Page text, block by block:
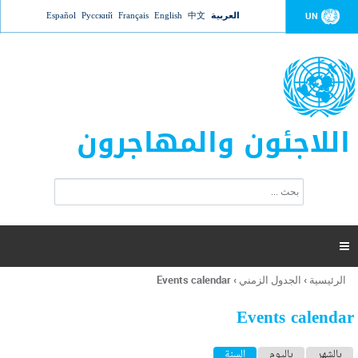
Jump to navigation UN العربية 中文
English
Français
Русский
Español
اللاجئون والمهاجرون
ت
ر
ل
ح
ب

أنت
هنا
الرئيسية › الجدول الزمني ›
Events calendar
Events calendar